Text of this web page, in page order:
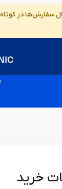
سفارش‌ها در
خرید